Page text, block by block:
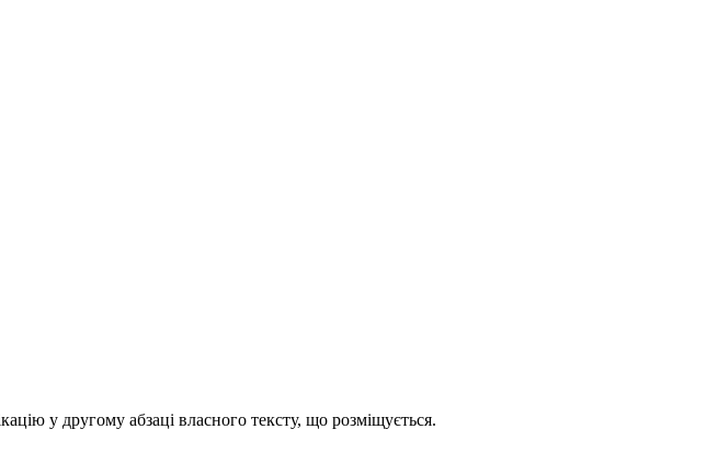
у другому абзаці власного тексту, що розміщується.